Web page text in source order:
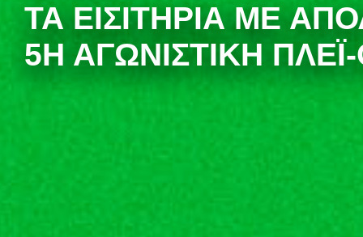
ΤΑ ΕΙΣΙΤΉΡΙΑ ΜΕ
5Η ΑΓΩΝΙΣΤΙΚΉ